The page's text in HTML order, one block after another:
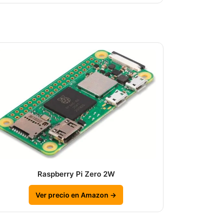
Raspberry Pi Zero 2W
Ver precio en Amazon →